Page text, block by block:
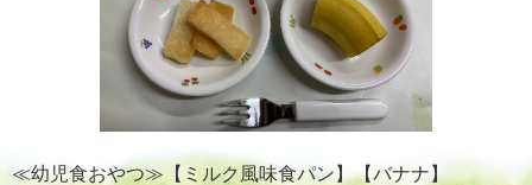
≪幼児食おやつ≫【ミルク風味食パン】【バナナ】